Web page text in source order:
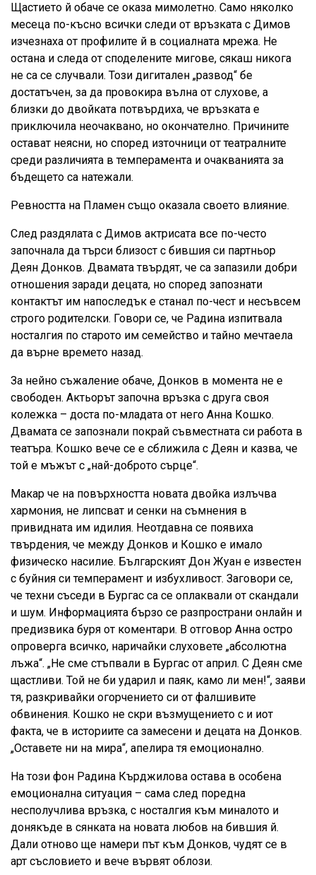
Щастието й обаче се оказа мимолетно. Само няколко
месеца по-късно всички следи от връзката с Димов
изчезнаха от профилите й в социалната мрежа. Не
остана и следа от споделените мигове, сякаш никога
не са се случвали. Този дигитален „развод“ бе
достатъчен, за да провокира вълна от слухове, а
близки до двойката потвърдиха, че връзката е
приключила неочаквано, но окончателно. Причините
остават неясни, но според източници от театралните
среди различията в темперамента и очакванията за
бъдещето са натежали.
Ревността на Пламен също оказала своето влияние.
След раздялата с Димов актрисата все по-често
започнала да търси близост с бившия си партньор
Деян Донков. Двамата твърдят, че са запазили добри
отношения заради децата, но според запознати
контактът им напоследък е станал по-чест и несъвсем
строго родителски. Говори се, че Радина изпитвала
носталгия по старото им семейство и тайно мечтаела
да върне времето назад.
За нейно съжаление обаче, Донков в момента не е
свободен. Актьорът започна връзка с друга своя
колежка – доста по-младата от него Анна Кошко.
Двамата се запознали покрай съвместната си работа в
театъра. Кошко вече се е сближила с Деян и казва, че
той е мъжът с „най-доброто сърце“.
Макар че на повърхността новата двойка излъчва
хармония, не липсват и сенки на съмнения в
привидната им идилия. Неотдавна се появиха
твърдения, че между Донков и Кошко е имало
физическо насилие. Българският Дон Жуан е известен
с буйния си темперамент и избухливост. Заговори се,
че техни съседи в Бургас са се оплаквали от скандали
и шум. Информацията бързо се разпространи онлайн и
предизвика буря от коментари. В отговор Анна остро
опроверга всичко, наричайки слуховете „абсолютна
лъжа“. „Не сме стъпвали в Бургас от април. С Деян сме
щастливи. Той не би ударил и паяк, камо ли мен!“, заяви
тя, разкривайки огорчението си от фалшивите
обвинения. Кошко не скри възмущението с и иот
факта, че в историите са замесени и децата на Донков.
„Оставете ни на мира“, апелира тя емоционално.
На този фон Радина Кърджилова остава в особена
емоционална ситуация – сама след поредна
несполучлива връзка, с носталгия към миналото и
донякъде в сянката на новата любов на бившия й.
Дали отново ще намери път към Донков, чудят се в
арт съсловието и вече вървят облози.